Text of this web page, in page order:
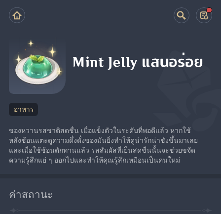
Mint Jelly แสนอร่อย
อาหาร
ของหวานรสชาติสดชื่น เมื่อแข็งตัวในระดับที่พอดีแล้ว หากใช้
หลังช้อนแตะดูความดึ๋งดั๋งของมันยิ่งทำให้ดูน่ารักน่าชังขึ้นมาเลย
และเมื่อใช้ช้อนตักทานแล้ว รสสัมผัสที่เย็นสดชื่นนั้นจะช่วยขจัด
ความรู้สึกแย่ ๆ ออกไปและทำให้คุณรู้สึกเหมือนเป็นคนใหม่
ค่าสถานะ